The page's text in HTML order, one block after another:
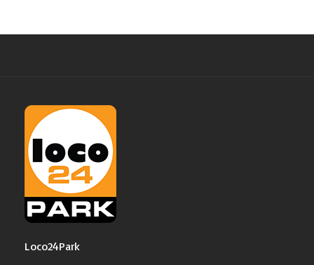
Loco24Park